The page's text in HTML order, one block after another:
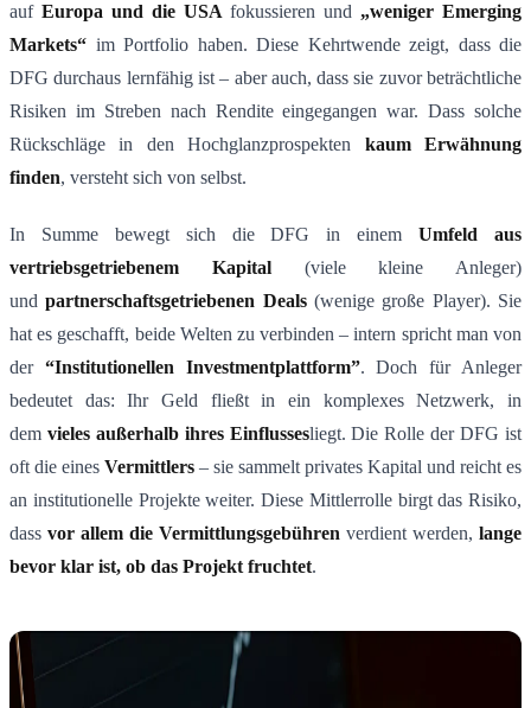
auf Europa und die USA fokussieren und „weniger Emerging
Markets“ im Portfolio haben​. Diese Kehrtwende zeigt, dass die
DFG durchaus lernfähig ist – aber auch, dass sie zuvor beträchtliche
Risiken im Streben nach Rendite eingegangen war. Dass solche
Rückschläge in den Hochglanzprospekten kaum Erwähnung
finden, versteht sich von selbst.
In Summe bewegt sich die DFG in einemUmfeld aus
vertriebsgetriebenem Kapital(viele kleine Anleger)
undpartnerschaftsgetriebenen Deals(wenige große Player). Sie
hat es geschafft, beide Welten zu verbinden – intern spricht man von
der “Institutionellen Investmentplattform”​. Doch für Anleger
bedeutet das: Ihr Geld fließt in ein komplexes Netzwerk, in
dem vieles außerhalb ihres Einflussesliegt. Die Rolle der DFG ist
oft die eines Vermittlers – sie sammelt privates Kapital und reicht es
an institutionelle Projekte weiter. Diese Mittlerrolle birgt das Risiko,
dass vor allem die Vermittlungsgebühren verdient werden, lange
bevor klar ist, ob das Projekt fruchtet.